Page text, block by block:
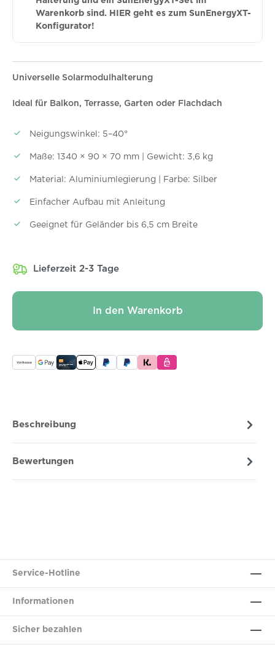
Warenkorb sind. HIER geht es zum SunEnergyXT-
Konfigurator!
Universelle Solarmodulhalterung
Ideal für Balkon, Terrasse, Garten oder Flachdach
Neigungswinkel: 5–40°
Maße: 1340 × 90 × 70 mm | Gewicht: 3,6 kg
Material: Aluminiumlegierung | Farbe: Silber
Einfacher Aufbau mit Anleitung
Geeignet für Geländer bis 6,5 cm Breite
Lieferzeit 2-3 Tage
In den Warenkorb
Beschreibung
Bewertungen
Service-Hotline
Informationen
Sicher bezahlen